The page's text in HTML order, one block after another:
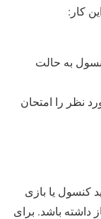
کار:
دهید تا کنسول به حالت
نظر را امتحان
کنسول یا بازی
داشته باشد. برای